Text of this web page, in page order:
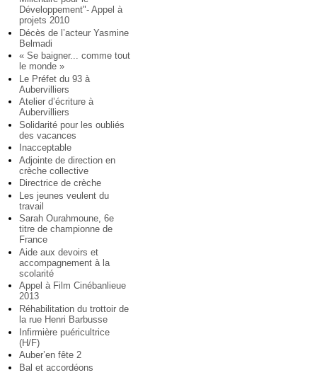
Développement"- Appel à
projets 2010
Décès de l’acteur Yasmine
Belmadi
« Se baigner... comme tout
le monde »
Le Préfet du 93 à
Aubervilliers
Atelier d’écriture à
Aubervilliers
Solidarité pour les oubliés
des vacances
Inacceptable
Adjointe de direction en
crèche collective
Directrice de crèche
Les jeunes veulent du
travail
Sarah Ourahmoune, 6e
titre de championne de
France
Aide aux devoirs et
accompagnement à la
scolarité
Appel à Film Cinébanlieue
2013
Réhabilitation du trottoir de
la rue Henri Barbusse
Infirmière puéricultrice
(H/F)
Auber’en fête 2
Bal et accordéons